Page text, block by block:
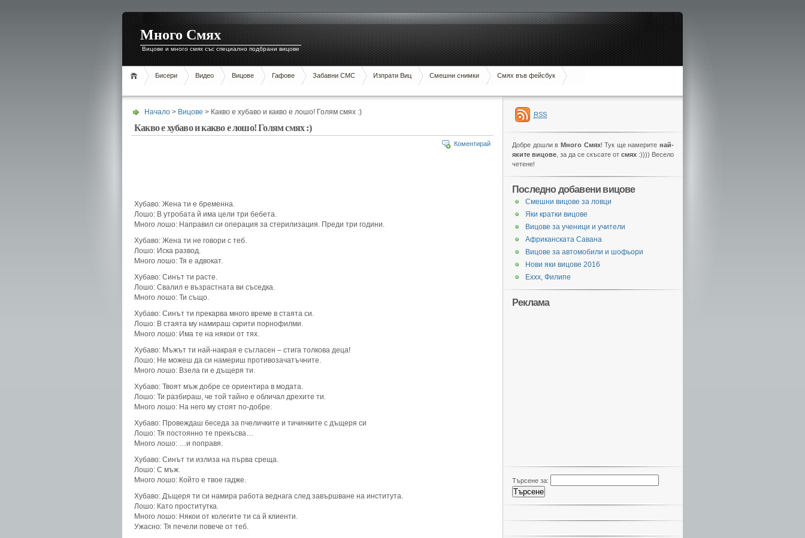
Много Смях
Вицове и много смях със специално подбрани вицове
Бисери Видео Вицове Гафове Забавни СМС Изпрати Виц Смешни снимки Смях във фейсбук
Начало > Вицове > Какво е хубаво и какво е лошо! Голям смях :)
Какво е хубаво и какво е лошо! Голям смях :)
Коментирай
Хубаво: Жена ти е бременна.
Лошо: В утробата й има цели три бебета.
Много лошо: Направил си операция за стерилизация. Преди три години.
Хубаво: Жена ти не говори с теб.
Лошо: Иска развод.
Много лошо: Тя е адвокат.
Хубаво: Синът ти расте.
Лошо: Свалил е възрастната ви съседка.
Много лошо: Ти също.
Хубаво: Синът ти прекарва много време в стаята си.
Лошо: В стаята му намираш скрити порнофилми.
Много лошо: Има те на някои от тях.
Хубаво: Мъжът ти най-накрая е съгласен – стига толкова деца!
Лошо: Не можеш да си намериш противозачатъчните.
Много лошо: Взела ги е дъщеря ти.
Хубаво: Твоят мъж добре се ориентира в модата.
Лошо: Ти разбираш, че той тайно е обличал дрехите ти.
Много лошо: На него му стоят по-добре.
Хубаво: Провеждаш беседа за пчеличките и тичинките с дъщеря си
Лошо: Тя постоянно те прекъсва…
Много лошо: …и поправя.
Хубаво: Синът ти излиза на първа среща.
Лошо: С мъж.
Много лошо: Който е твое гадже.
Хубаво: Дъщеря ти си намира работа веднага след завършване на института.
Лошо: Като проститутка.
Много лошо: Някои от колегите ти са й клиенти.
Ужасно: Тя печели повече от теб.
RSS
Добре дошли в Много Смях! Тук ще намерите най-
яките вицове , за да се скъсате от смях :)))) Весело
четене!
Последно добавени вицове
Смешни вицове за ловци
Яки кратки вицове
Вицове за ученици и учители
Африканската Савана
Вицове за автомобили и шофьори
Нови яки вицове 2016
Еххх, Филипе
Реклама
Търсене за: